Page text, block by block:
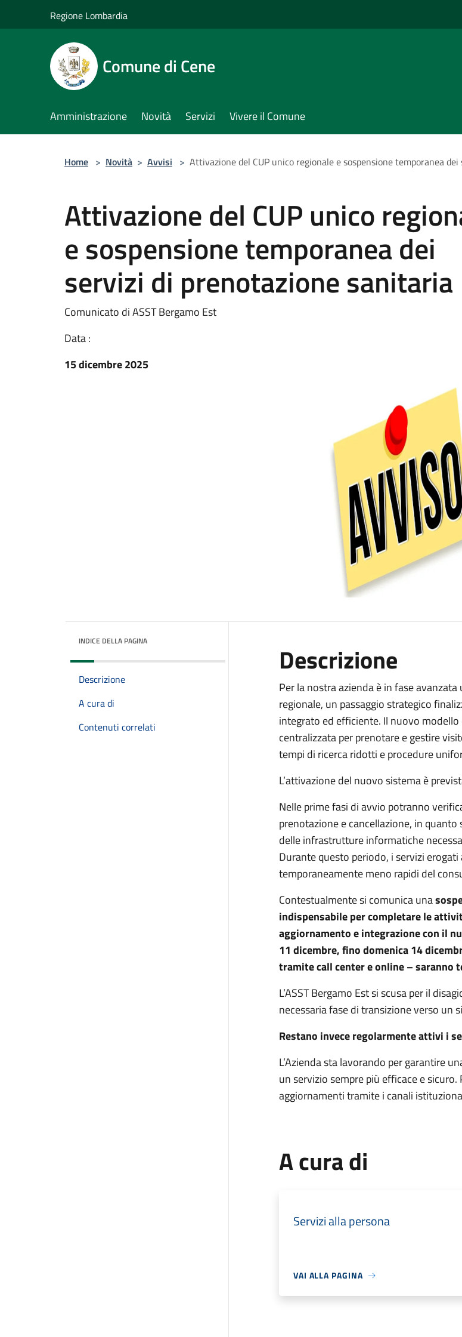
Regione Lombardia
Comune di Cene
Amministrazione Novità Servizi Vivere il Comune
Home > Novità > Avvisi > Attivazione del CUP unico regionale e sospensione temporanea
Attivazione del CUP unico
e sospensione temporanea dei
servizi di prenotazione sanitaria
Comunicato di ASST Bergamo Est
Data :
15 dicembre 2025
INDICE DELLA PAGINA
Descrizione
A cura di
Contenuti correlati
Descrizione
Per la nostra azienda è in fase
regionale, un passaggio strategico
integrato ed efficiente. Il nuovo
centralizzata per prenotare e gestire
tempi di ricerca ridotti e procedure
L’attivazione del nuovo sistema è
Nelle prime fasi di avvio potranno
prenotazione e cancellazione, in
delle infrastrutture informatiche
Durante questo periodo, i servizi
temporaneamente meno rapidi del
Contestualmente si comunica una
indispensabile per completare le
aggiornamento e integrazione con il
11 dicembre, fino domenica 14
tramite call center e online – saranno
L’ASST Bergamo Est si scusa per il
necessaria fase di transizione verso un
Restano invece regolarmente attivi i
L’Azienda sta lavorando per garantire
un servizio sempre più efficace e
aggiornamenti tramite i canali
A cura di
Servizi alla persona
VAI ALLA PAGINA